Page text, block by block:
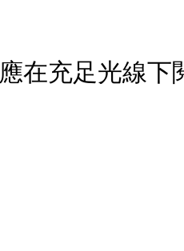
應在充足光線